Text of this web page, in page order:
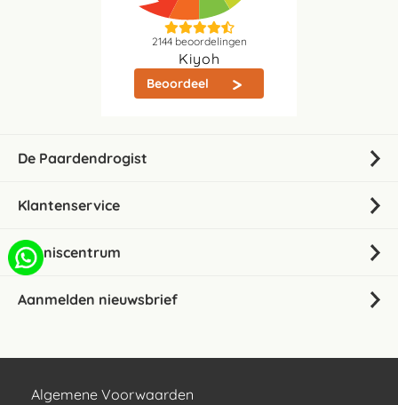
2144beoordelingen
Kiyoh
Beoordeel
De Paardendrogist
Klantenservice
Kenniscentrum
Aanmelden nieuwsbrief
Algemene Voorwaarden